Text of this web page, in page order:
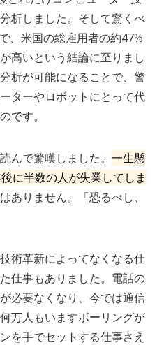
析しました。そして驚くべ
、米国の総雇用者の約47%
高いという結論に至りまし
析が可能になることで、警
ターやロボットにとって代
です。
んで驚嘆しました。 一生懸
に半数の人が失業してしま
ありません。「恐るべし、
術革新によってなくなる仕
仕事もありました。電話の
必要なくなり、今では通信
万人もいますボーリングが
を手でセットする仕事さえ